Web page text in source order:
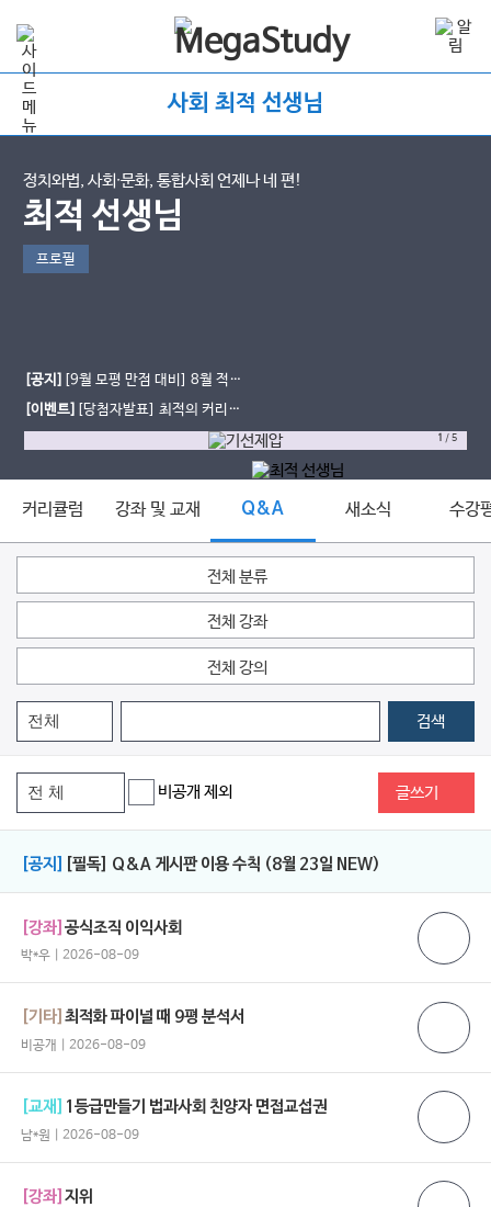
사회 최적 선생님
정치와법, 사회∙문화, 통합사회 언제나 네 편!
최적 선생님
프로필
[공지] [9월 모평 만점 대비] 8월 적자
생존 모의고사 일정 및 신청 방법(대치
MEXX)
[이벤트] [당첨자발표] 최적의 커리큘
럼 이벤트
1 /5
커리큘럼 강좌 및 교재 Q&A 새소식 수강
전체 분류
전체 강좌
전체 강의
검색
비공개 제외 글쓰기
[공지] [필독] Q&A 게시판 이용 수칙 (8월 23일 NEW)
[강좌]공식조직 이익사회
박*우 | 2026-08-09
[기타]최적화 파이널 때 9평 분석서
비공개 | 2026-08-09
[교재] 1등급만들기 법과사회 친양자 면접교섭권
남*원 | 2026-08-09
[강좌]지위